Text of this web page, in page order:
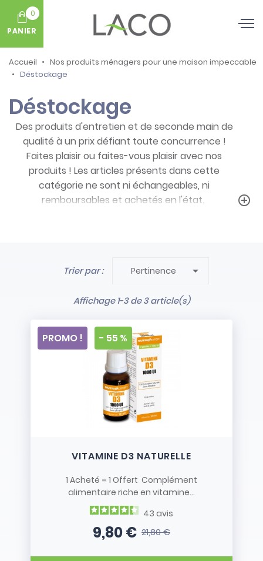
0
PANIER
Accueil
Nos produits ménagers pour une maison impeccable
Déstockage
Déstockage
Des produits d'entretien et de seconde main de
qualité à un prix défiant toute concurrence !
Faites plaisir ou faites-vous plaisir avec nos
produits ! Les articles présents dans cette
catégorie ne sont ni échangeables, ni
remboursables et achetés en l'état.
- Stock limité et non renouvelé
add_circle_outline
Trier par : Pertinence 
Affichage 1-3 de 3 article(s)
VITAMINE D3 NATURELLE
1 Acheté = 1 Offert Complément
alimentaire riche en vitamine...
43 avis
Prix
9,80 €Prix de base
21,80 €
PROMO ! - 55 %